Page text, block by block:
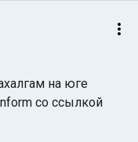
на юге
со ссылкой